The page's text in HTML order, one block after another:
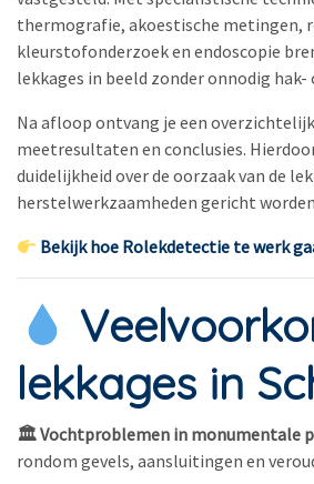
thermografie, akoestische metingen,
kleurstofonderzoek en endoscopie
lekkages in beeld zonder onnodig hak-
Na afloop ontvang je een
meetresultaten en conclusies.
duidelijkheid over de oorzaak van de
herstelwerkzaamheden gericht
Bekijk hoe Rolekdetectie te werk
lekkages in
🏛 Vochtproblemen in monumentale
rondom gevels, aansluitingen en